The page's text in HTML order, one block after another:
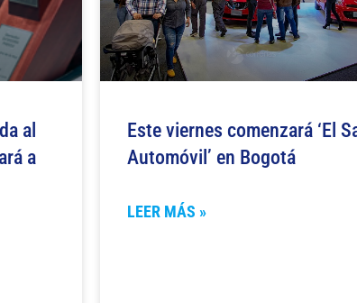
al
a
Este viernes comenzará ‘El
Automóvil’ en Bogotá
LEER MÁS »